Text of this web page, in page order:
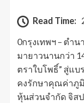
Read Time:
0กรุงเทพฯ – ตำ
มายาวนานกว่า
ตราใบโพธิ์” สู่แบ
คงรักษาคุณค่าภู
หุ้นส่วนจำกัด จิส